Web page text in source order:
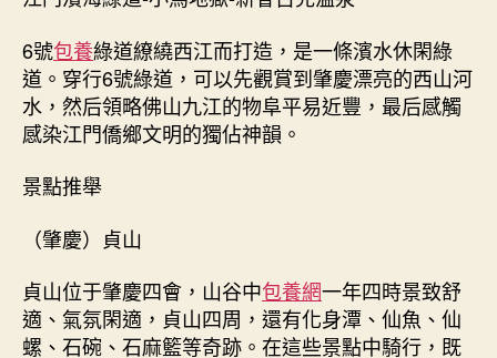
6號包養綠道繚繞西江而打造，是一條濱水休閑綠
道。穿行6號綠道，可以先觀賞到肇慶漂亮的西山河
水，然后領略佛山九江的物阜平易近豐，最后感觸
感染江門僑鄉文明的獨佔神韻。
景點推舉
（肇慶）貞山
貞山位于肇慶四會，山谷中包養網一年四時景致舒
適、氣氛閑適，貞山四周，還有化身潭、仙魚、仙
螺、石碗、石麻籃等奇跡。在這些景點中騎行，既